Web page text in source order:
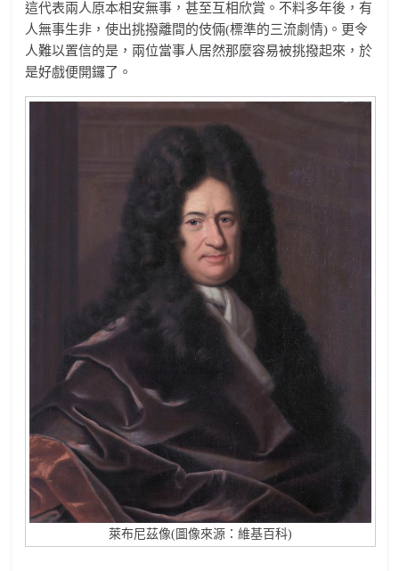
這代表兩人原本相安無事，甚至互相欣賞。不料多年後，有
人無事生非，使出挑撥離間的伎倆(標準的三流劇情)。更令
人難以置信的是，兩位當事人居然那麼容易被挑撥起來，於
是好戲便開鑼了。
萊布尼茲像(圖像來源：維基百科)